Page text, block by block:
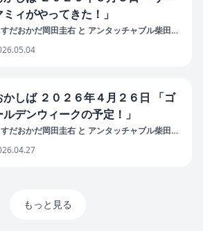
ミィがやってきた！」
すだおかだ岡田圭右 と アンタッチャブル柴田英
かしば ２０２６年４月２６日 「ゴ
ルデンウィークの予定！」
すだおかだ岡田圭右 と アンタッチャブル柴田英
もっと見る